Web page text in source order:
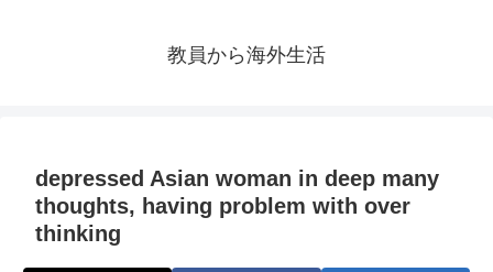
教員から海外生活
depressed Asian woman in deep many
thoughts, having problem with over
thinking